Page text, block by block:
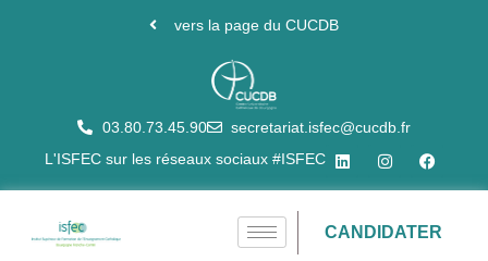
vers la page du CUCDB
03.80.73.45.90
secretariat.isfec@cucdb.fr
L'ISFEC sur les réseaux sociaux #ISFEC
CANDIDATER